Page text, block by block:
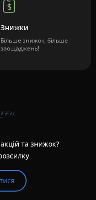
Знижки
Більше знижок, більше
заощаджень!
та знижок?